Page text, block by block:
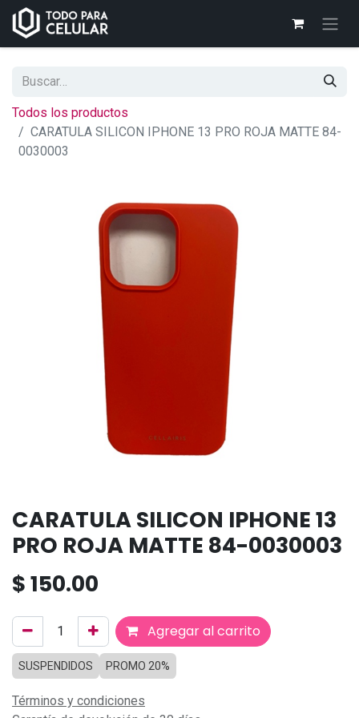
Todos los productos
CARATULA SILICON IPHONE 13 PRO ROJA MATTE 84-
0030003
CARATULA SILICON IPHONE 13
PRO ROJA MATTE 84-0030003
$150.00
Agregar al carrito
SUSPENDIDOS PROMO 20%
Términos y condiciones